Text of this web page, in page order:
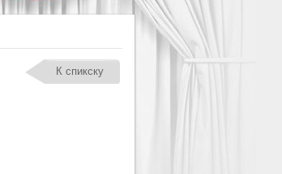
К спикску